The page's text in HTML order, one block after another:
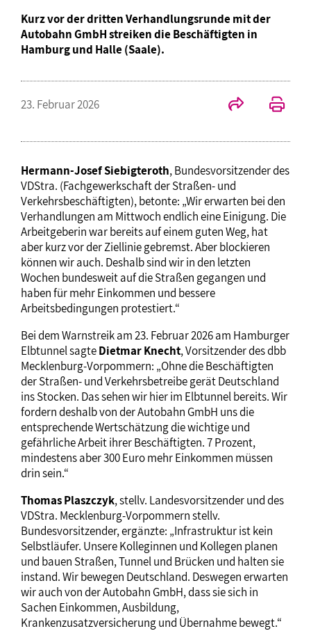
Kurz vor der dritten Verhandlungsrunde mit der
Autobahn GmbH streiken die Beschäftigten in
Hamburg und Halle (Saale).
23. Februar 2026
Hermann-Josef Siebigteroth, Bundesvorsitzender des
VDStra. (Fachgewerkschaft der Straßen- und
Verkehrsbeschäftigten), betonte: „Wir erwarten bei den
Verhandlungen am Mittwoch endlich eine Einigung. Die
Arbeitgeberin war bereits auf einem guten Weg, hat
aber kurz vor der Ziellinie gebremst. Aber blockieren
können wir auch. Deshalb sind wir in den letzten
Wochen bundesweit auf die Straßen gegangen und
haben für mehr Einkommen und bessere
Arbeitsbedingungen protestiert.“
Bei dem Warnstreik am 23. Februar 2026 am Hamburger
Elbtunnel sagteDietmar Knecht, Vorsitzender des dbb
Mecklenburg-Vorpommern: „Ohne die Beschäftigten
der Straßen- und Verkehrsbetreibe gerät Deutschland
ins Stocken. Das sehen wir hier im Elbtunnel bereits. Wir
fordern deshalb von der Autobahn GmbH uns die
entsprechende Wertschätzung die wichtige und
gefährliche Arbeit ihrer Beschäftigten. 7 Prozent,
mindestens aber 300 Euro mehr Einkommen müssen
drin sein.“
Thomas Plaszczyk, stellv. Landesvorsitzender und des
VDStra. Mecklenburg-Vorpommern stellv.
Bundesvorsitzender, ergänzte: „Infrastruktur ist kein
Selbstläufer. Unsere Kolleginnen und Kollegen planen
und bauen Straßen, Tunnel und Brücken und halten sie
instand. Wir bewegen Deutschland. Deswegen erwarten
wir auch von der Autobahn GmbH, dass sie sich in
Sachen Einkommen, Ausbildung,
Krankenzusatzversicherung und Übernahme bewegt.“